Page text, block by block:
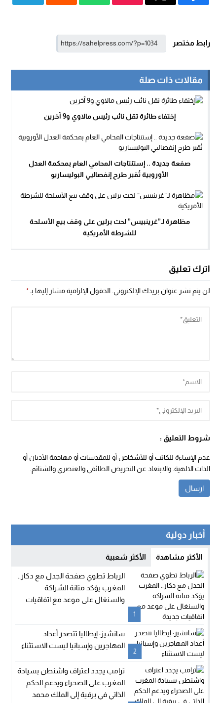
رابط مختصر
مقالات ذات صلة
إختفاء طائرة تقل نائب رئيس مالاوي و9 آخرين
صفعة جديدة .. إستنتاجات المحامي العام بمحكمة العدل
الأوروبية تُقبر طرح إنفصاليي البوليساريو
مظاهرة لـ”غرينبيس” لحث برلين على وقف بيع الأسلحة
للشرطة الأمريكية
اترك تعليق
لن يتم نشر عنوان بريدك الإلكتروني. الحقول الإلزامية مشار إليها بـ*
شروط التعليق :
عدم الإساءة للكاتب أو للأشخاص أو للمقدسات أو مهاجمة الأديان أو
الذات الالهية. والابتعاد عن التحريض الطائفي والعنصري والشتائم.
أخبار دولية
الأكثر مشاهدة الأكثر شعبية
1
الرباط تطوي صفحة الجدل مع دكار..
المغرب يؤكد متانة الشراكة
والسنغال على موعد مع اتفاقيات
2
سانشيز: إيطاليا تتصدر أعداد
المهاجرين وإسبانيا ليست الاستثناء
ترامب يجدد اعتراف واشنطن بسيادة
المغرب على الصحراء ويدعم الحكم
الذاتي في برقية إلى الملك محمد